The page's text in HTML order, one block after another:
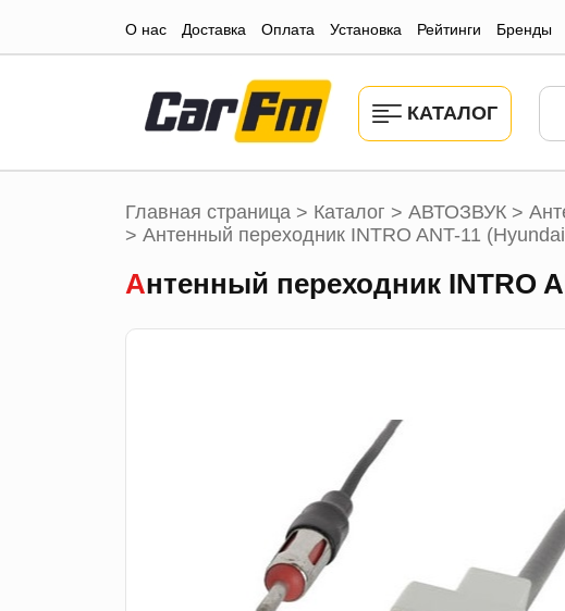
О нас Доставка Оплата Установка Рейтинги Бренды
КАТАЛОГ
Главная страница > Каталог > АВТОЗВУК >
> Антенный переходник INTRO ANT-11
Антенный переходник INTRO